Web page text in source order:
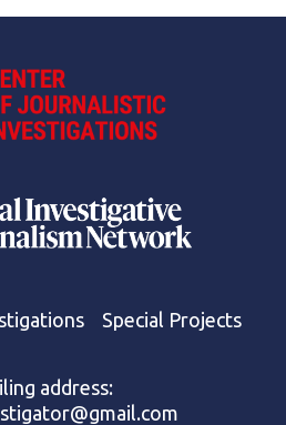
Special Projects
address: